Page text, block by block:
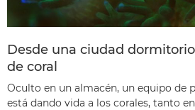
Desde una ciudad
de coral
Oculto en un almacén, un equipo de
está dando vida a los corales, tanto